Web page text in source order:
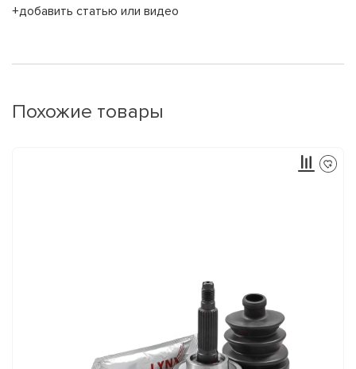
+добавить статью или видео
Похожие товары